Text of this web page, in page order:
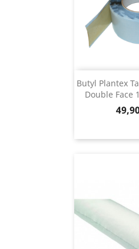
Butyl Plantex
Double Face
Prix